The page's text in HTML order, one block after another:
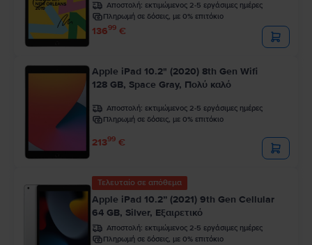
Αποστολή: εκτιμώμενος 2-5 εργάσιμες ημέρες
Πληρωμή σε δόσεις, με 0% επιτόκιο
13699 €
Apple iPad 10.2" (2020) 8th Gen Wifi
128 GB, Space Gray, Πολύ καλό
Αποστολή: εκτιμώμενος 2-5 εργάσιμες ημέρες
Πληρωμή σε δόσεις, με 0% επιτόκιο
21399 €
Τελευταίο σε απόθεμα
Apple iPad 10.2” (2021) 9th Gen Cellular
64 GB, Silver, Εξαιρετικό
Αποστολή: εκτιμώμενος 2-5 εργάσιμες ημέρες
Πληρωμή σε δόσεις, με 0% επιτόκιο